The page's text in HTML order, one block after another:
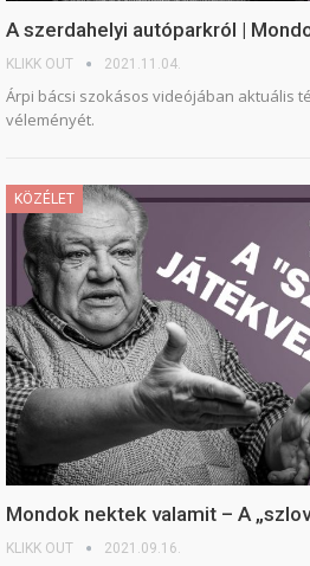
A szerdahelyi autóparkról |
KLIKK OUT 2021.11.04.
Árpi bácsi szokásos videójában aktuális
véleményét.
KÖZÉLET
Mondok nektek valamit – A
KLIKK OUT 2021.09.16.